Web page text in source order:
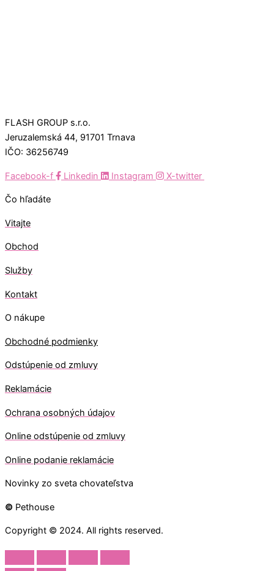
FLASH GROUP s.r.o.
Jeruzalemská 44, 91701 Trnava
IČO: 36256749
Facebook-f Linkedin Instagram X-twitter
Čo hľadáte
Vitajte
Obchod
Služby
Kontakt
O nákupe
Obchodné podmienky
Odstúpenie od zmluvy
Reklamácie
Ochrana osobných údajov
Online odstúpenie od zmluvy
Online podanie reklamácie
Novinky zo sveta chovateľstva
© Pethouse
Copyright © 2024. All rights reserved.